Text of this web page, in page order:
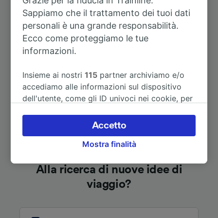
A Odense 1h 26m
A Amburgo
Vedi altri itinerari
Alla ricerca di nuove idee di
viaggio?
Sappiamo che il trattamento dei tuoi dati
personali è una grande responsabilità.
Ecco come proteggiamo le tue
informazioni.
Insieme ai nostri115 partner archiviamo e/o
accediamo alle informazioni sul dispositivo
dell'utente, come gli ID univoci nei cookie, per
accettare o gestire le proprie scelte facendo
clic di seguito, tra cui il proprio diritto di
opporsi sulla base di un interesse legittimo o
dell'informativa sulla privacy. Queste scelte
verranno segnalate ai nostri partner e non
influenzeranno i dati sulla navigazione. I tuoi
tracciamento se non ci hai fornito il consenso
Mostra finalità
Accetto